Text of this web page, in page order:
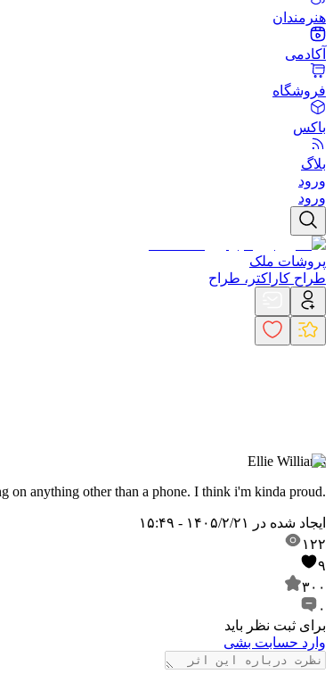
هنرمندان
آکادمی
فروشگاه
باکس
بلاگ
ورود
ورود
پروشات ملک
طراح کاراکتر، طراح
Ellie Williams
on anything other than a phone. I think i'm kinda proud.
ایجاد شده در
۱۴۰۵/۲/۲۱ - ۱۵:۴۹
۱۲۲
۹
۳۰۰
۰
برای ثبت نظر باید
وارد حسابت بشی